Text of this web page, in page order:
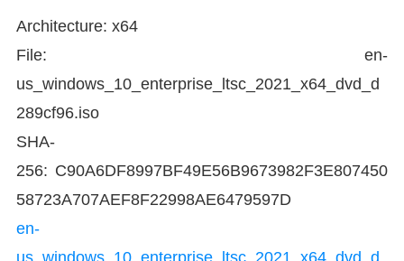
Architecture: x64
File: en-
us_windows_10_enterprise_ltsc_2021_x64_dvd_d
289cf96.iso
SHA-
256: C90A6DF8997BF49E56B9673982F3E807450
58723A707AEF8F22998AE6479597D
en-